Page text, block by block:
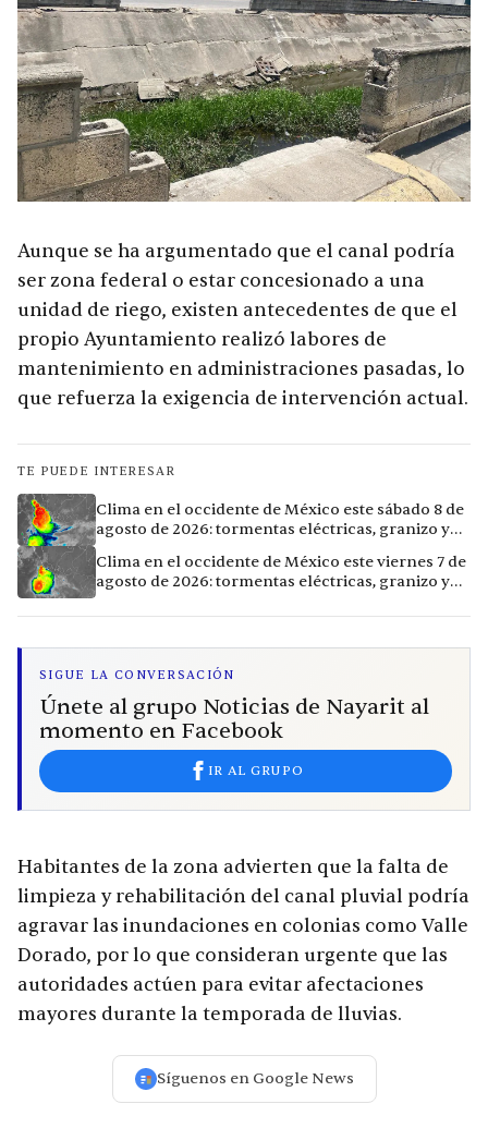
Aunque se ha argumentado que el canal podría
ser zona federal o estar concesionado a una
unidad de riego, existen antecedentes de que el
propio Ayuntamiento realizó labores de
mantenimiento en administraciones pasadas, lo
que refuerza la exigencia de intervención actual.
TE PUEDE INTERESAR
Clima en el occidente de México este sábado 8 de
agosto de 2026: tormentas eléctricas, granizo y
Clima en el occidente de México este viernes 7 de
agosto de 2026: tormentas eléctricas, granizo y
SIGUE LA CONVERSACIÓN
Únete al grupo Noticias de Nayarit al
momento en Facebook
IR AL GRUPO
Habitantes de la zona advierten que la falta de
limpieza y rehabilitación del canal pluvial podría
agravar las inundaciones en colonias como Valle
Dorado, por lo que consideran urgente que las
autoridades actúen para evitar afectaciones
mayores durante la temporada de lluvias.
Síguenos en Google News